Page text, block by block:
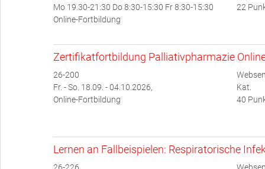
Mo 19.30-21:30 Do 8:30-15:30 Fr 8:30-15:30
Online-Fortbildung
22
Zertifikatfortbildung Palliativpharmazie
26-200
Fr. - So. 18.09. - 04.10.2026,
Online-Fortbildung
Kat.
40
Lernen an Fallbeispielen: Respiratorische